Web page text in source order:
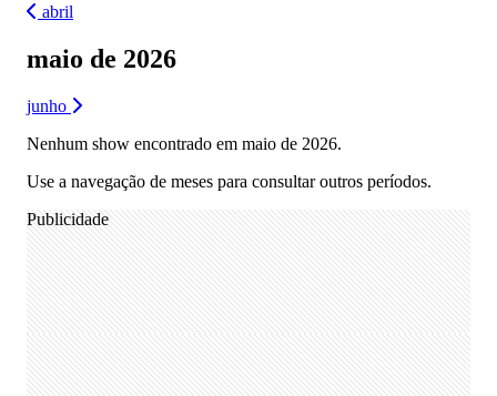
abril
maio de 2026
junho
Nenhum show encontrado em maio de 2026.
Use a navegação de meses para consultar outros períodos.
Publicidade